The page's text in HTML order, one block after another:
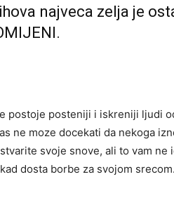
najveca zelja je
postoje posteniji i iskreniji ljudi
ne moze docekati da nekoga
svoje snove, ali to vam
dosta borbe za svojom srecom.